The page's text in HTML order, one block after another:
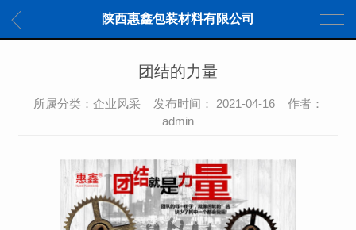
陕西惠鑫包装材料有限公司
团结的力量
所属分类：企业风采 发布时间： 2021-04-16 作者：
admin